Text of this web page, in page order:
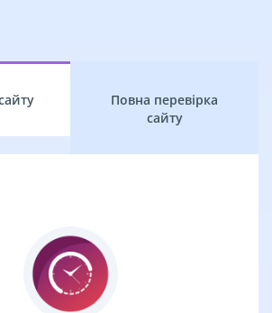
Повна перевірка
сайту